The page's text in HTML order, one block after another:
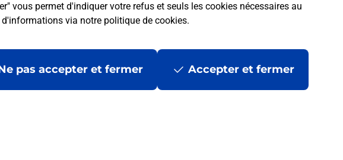
vous permet d'indiquer votre refus et seuls les cookies nécessaires au
d'informations via notre politique de cookies.
pas accepter et fermer Accepter et fermer
aux lettres ?
sans se déplacer ?